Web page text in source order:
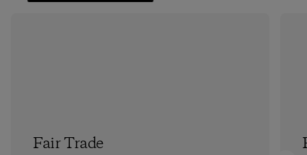
Fair Trade